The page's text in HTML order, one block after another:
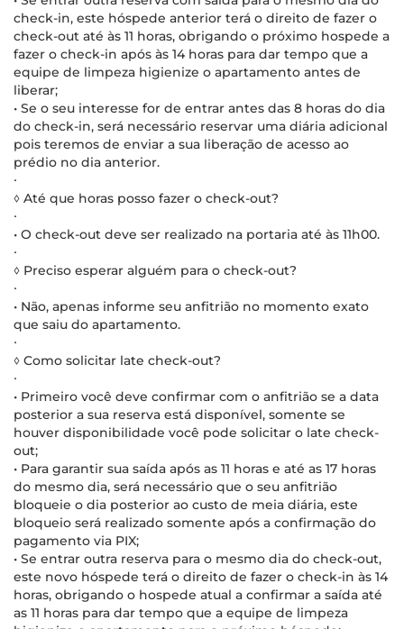
check-in, este hóspede anterior terá o direito de fazer o
check-out até às 11 horas, obrigando o próximo hospede a
fazer o check-in após às 14 horas para dar tempo que a
equipe de limpeza higienize o apartamento antes de
liberar;
• Se o seu interesse for de entrar antes das 8 horas do dia
do check-in, será necessário reservar uma diária adicional
pois teremos de enviar a sua liberação de acesso ao
prédio no dia anterior.
∙
◊ Até que horas posso fazer o check-out?
∙
• O check-out deve ser realizado na portaria até às 11h00.
∙
◊ Preciso esperar alguém para o check-out?
∙
• Não, apenas informe seu anfitrião no momento exato
que saiu do apartamento.
∙
◊ Como solicitar late check-out?
∙
• Primeiro você deve confirmar com o anfitrião se a data
posterior a sua reserva está disponível, somente se
houver disponibilidade você pode solicitar o late check-
out;
• Para garantir sua saída após as 11 horas e até as 17 horas
do mesmo dia, será necessário que o seu anfitrião
bloqueie o dia posterior ao custo de meia diária, este
bloqueio será realizado somente após a confirmação do
pagamento via PIX;
• Se entrar outra reserva para o mesmo dia do check-out,
este novo hóspede terá o direito de fazer o check-in às 14
horas, obrigando o hospede atual a confirmar a saída até
as 11 horas para dar tempo que a equipe de limpeza